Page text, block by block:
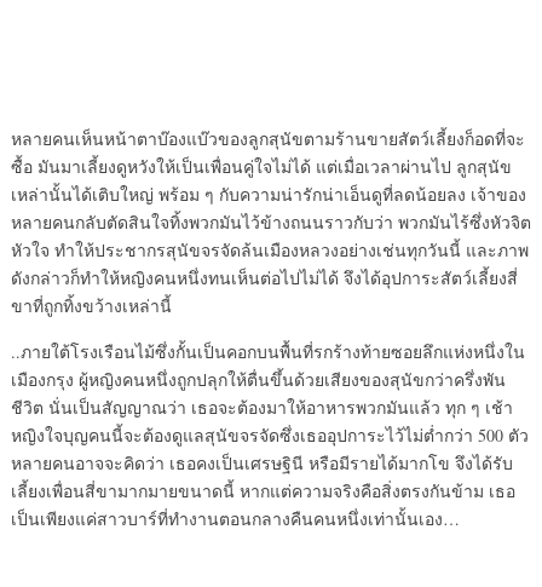
หลายคนเห็นหน้าตาบ๊องแบ๊วของลูกสุนัขตามร้านขายสัตว์เลี้ยงก็อดที่จะ
ซื้อ มันมาเลี้ยงดูหวังให้เป็นเพื่อนคู่ใจไม่ได้ แต่เมื่อเวลาผ่านไป ลูกสุนัข
เหล่านั้นได้เติบใหญ่ พร้อม ๆ กับความน่ารักน่าเอ็นดูที่ลดน้อยลง เจ้าของ
หลายคนกลับตัดสินใจทิ้งพวกมันไว้ข้างถนนราวกับว่า พวกมันไร้ซึ่งหัวจิต
หัวใจ ทำให้ประชากรสุนัขจรจัดล้นเมืองหลวงอย่างเช่นทุกวันนี้ และภาพ
ดังกล่าวก็ทำให้หญิงคนหนึ่งทนเห็นต่อไปไม่ได้ จึงได้อุปการะสัตว์เลี้ยงสี่
ขาที่ถูกทิ้งขว้างเหล่านี้
..ภายใต้โรงเรือนไม้ซึ่งกั้นเป็นคอกบนพื้นที่รกร้างท้ายซอยลึกแห่งหนึ่งใน
เมืองกรุง ผู้หญิงคนหนึ่งถูกปลุกให้ตื่นขึ้นด้วยเสียงของสุนัขกว่าครึ่งพัน
ชีวิต นั่นเป็นสัญญาณว่า เธอจะต้องมาให้อาหารพวกมันแล้ว ทุก ๆ เช้า
หญิงใจบุญคนนี้จะต้องดูแลสุนัขจรจัดซึ่งเธออุปการะไว้ไม่ต่ำกว่า 500 ตัว
หลายคนอาจจะคิดว่า เธอคงเป็นเศรษฐินี หรือมีรายได้มากโข จึงได้รับ
เลี้ยงเพื่อนสี่ขามากมายขนาดนี้ หากแต่ความจริงคือสิ่งตรงกันข้าม เธอ
เป็นเพียงแค่สาวบาร์ที่ทำงานตอนกลางคืนคนหนึ่งเท่านั้นเอง…